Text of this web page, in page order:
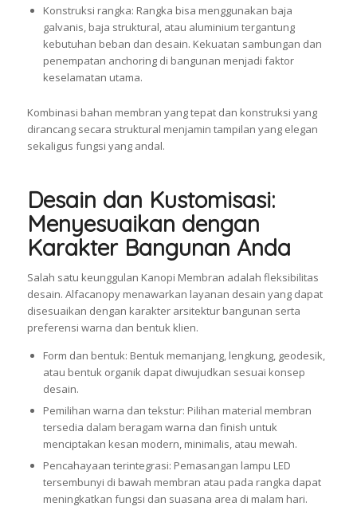
Konstruksi rangka: Rangka bisa menggunakan baja
galvanis, baja struktural, atau aluminium tergantung
kebutuhan beban dan desain. Kekuatan sambungan dan
penempatan anchoring di bangunan menjadi faktor
keselamatan utama.
Kombinasi bahan membran yang tepat dan konstruksi yang
dirancang secara struktural menjamin tampilan yang elegan
sekaligus fungsi yang andal.
Desain dan Kustomisasi:
Menyesuaikan dengan
Karakter Bangunan Anda
Salah satu keunggulan Kanopi Membran adalah fleksibilitas
desain. Alfacanopy menawarkan layanan desain yang dapat
disesuaikan dengan karakter arsitektur bangunan serta
preferensi warna dan bentuk klien.
Form dan bentuk: Bentuk memanjang, lengkung, geodesik,
atau bentuk organik dapat diwujudkan sesuai konsep
desain.
Pemilihan warna dan tekstur: Pilihan material membran
tersedia dalam beragam warna dan finish untuk
menciptakan kesan modern, minimalis, atau mewah.
Pencahayaan terintegrasi: Pemasangan lampu LED
tersembunyi di bawah membran atau pada rangka dapat
meningkatkan fungsi dan suasana area di malam hari.